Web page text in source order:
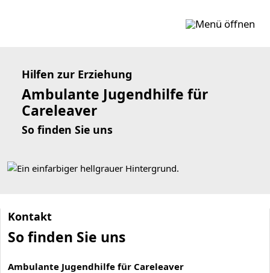
Hilfen zur Erziehung
Ambulante Jugendhilfe für
Careleaver
So finden Sie uns
Kontakt
So finden Sie uns
Ambulante Jugendhilfe für Careleaver